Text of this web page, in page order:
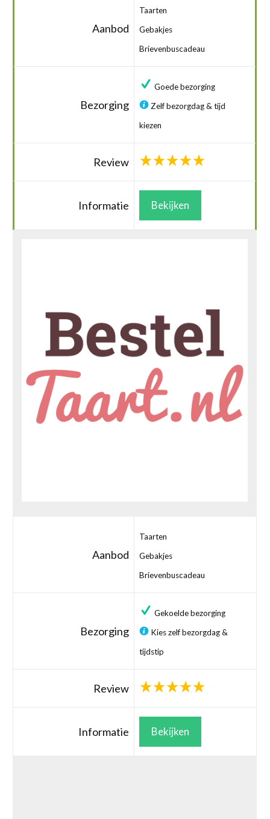
Aanbod
Taarten
Gebakjes
Brievenbuscadeau
Bezorging
Goede bezorging
Zelf bezorgdag & tijd
kiezen
Review
Informatie Bekijken
Aanbod
Taarten
Gebakjes
Brievenbuscadeau
Bezorging
Gekoelde bezorging
Kies zelf bezorgdag &
tijdstip
Review
Informatie Bekijken